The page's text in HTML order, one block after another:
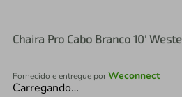
Chaira Pro Cabo Branco 10'
Fornecido e entregue porWeconnect
Carregando…